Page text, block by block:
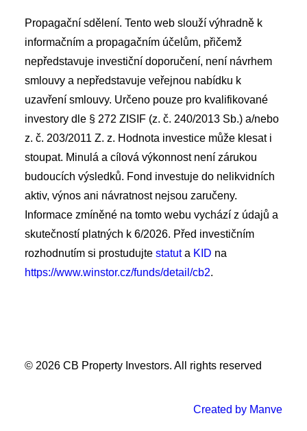
Propagační sdělení. Tento web slouží výhradně k
informačním a propagačním účelům, přičemž
nepředstavuje investiční doporučení, není návrhem
smlouvy a nepředstavuje veřejnou nabídku k
uzavření smlouvy. Určeno pouze pro kvalifikované
investory dle § 272 ZISIF (z. č. 240/2013 Sb.) a/nebo
z. č. 203/2011 Z. z. Hodnota investice může klesat i
stoupat. Minulá a cílová výkonnost není zárukou
budoucích výsledků. Fond investuje do nelikvidních
aktiv, výnos ani návratnost nejsou zaručeny.
Informace zmíněné na tomto webu vychází z údajů a
skutečností platných k 6/2026. Před investičním
rozhodnutím si prostudujte statuta KID na
https://www.winstor.cz/funds/detail/cb2.
© 2026 CB Property Investors. All rights reserved
Created by Manve